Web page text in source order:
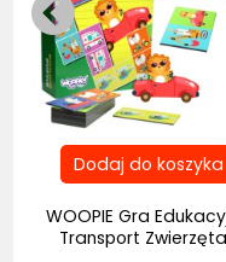
WOOPIE Gra
Transport